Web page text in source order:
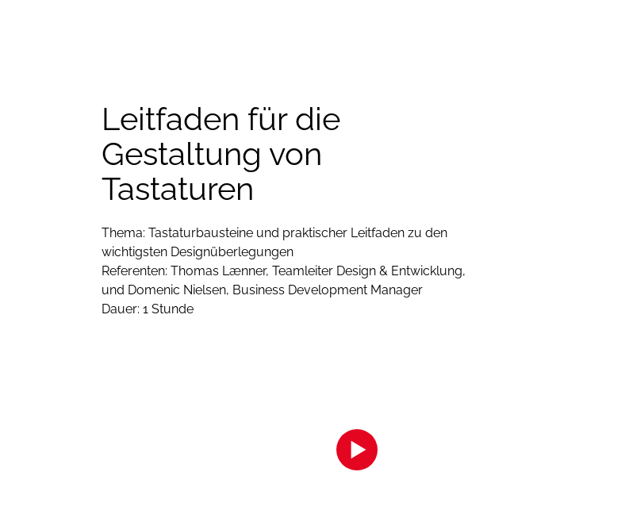
Leitfaden für die
Gestaltung von
Tastaturen
Thema: Tastaturbausteine und praktischer Leitfaden zu den
wichtigsten Designüberlegungen
Referenten: Thomas Lænner, Teamleiter Design & Entwicklung,
und Domenic Nielsen, Business Development Manager
Dauer: 1 Stunde
Zur Anzeige des Inhalts akzeptieren Sie bitte
Klicken Sie hier